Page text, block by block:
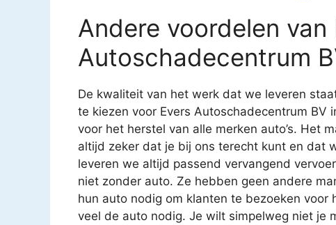
Andere voordelen van
Autoschadecentrum
De kwaliteit van het werk dat we leveren
te kiezen voor Evers Autoschadecentrum BV
voor het herstel van alle merken auto’s. Het
altijd zeker dat je bij ons terecht kunt en dat
leveren we altijd passend vervangend
niet zonder auto. Ze hebben geen andere
hun auto nodig om klanten te bezoeken voor
veel de auto nodig. Je wilt simpelweg niet je